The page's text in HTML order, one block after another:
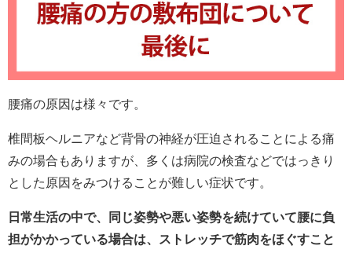
腰痛の原因は様々です。
椎間板ヘルニアなど背骨の神経が圧迫されることによる痛
みの場合もありますが、多くは病院の検査などではっきり
とした原因をみつけることが難しい症状です。
日常生活の中で、同じ姿勢や悪い姿勢を続けていて腰に負
担がかかっている場合は、ストレッチで筋肉をほぐすこと